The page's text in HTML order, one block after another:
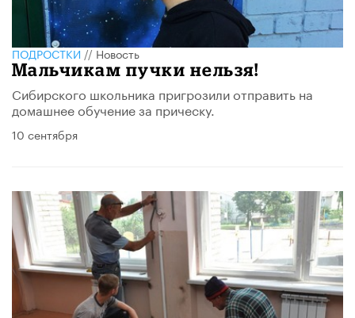
ПОДРОСТКИ//Новость
Мальчикам пучки нельзя!
Сибирского школьника пригрозили отправить на
домашнее обучение за прическу.
10 сентября